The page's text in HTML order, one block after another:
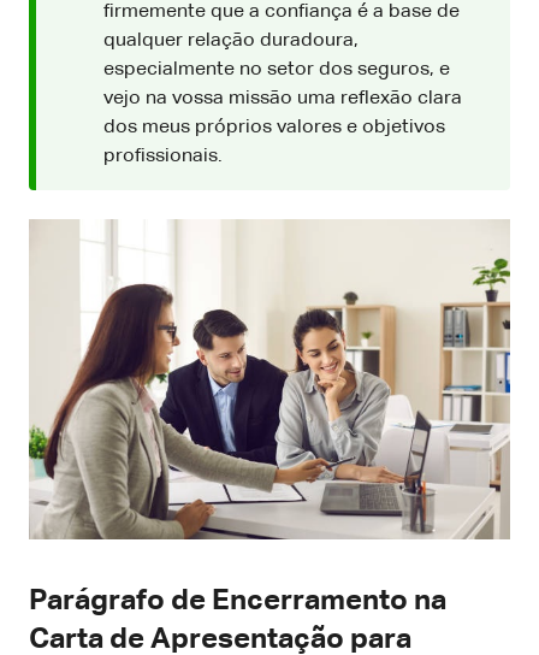
firmemente que a confiança é a base de
qualquer relação duradoura,
especialmente no setor dos seguros, e
vejo na vossa missão uma reflexão clara
dos meus próprios valores e objetivos
profissionais.
Parágrafo de Encerramento na
Carta de Apresentação para